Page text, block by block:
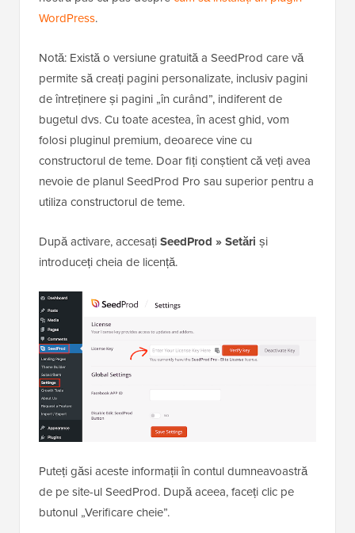
WordPress.
Notă: Există o versiune gratuită a SeedProd care vă
permite să creați pagini personalizate, inclusiv pagini
de întreținere și pagini „în curând”, indiferent de
bugetul dvs. Cu toate acestea, în acest ghid, vom
folosi pluginul premium, deoarece vine cu
constructorul de teme. Doar fiți conștient că veți avea
nevoie de planul SeedProd Pro sau superior pentru a
utiliza constructorul de teme.
După activare, accesațiSeedProd » Setări și
introduceți cheia de licență.
Puteți găsi aceste informații în contul dumneavoastră
de pe site-ul SeedProd. După aceea, faceți clic pe
butonul „Verificare cheie”.